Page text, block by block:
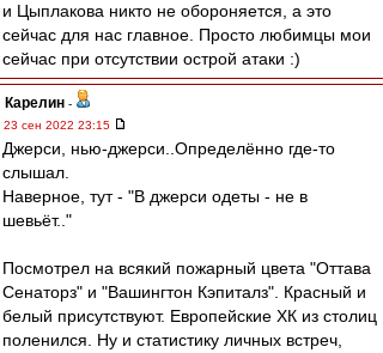
и Цыплакова никто не обороняется, а это
сейчас для нас главное. Просто любимцы мои
сейчас при отсутствии острой атаки :)
Карелин -
23 сен 2022 23:15
Джерси, нью-джерси..Определённо где-то
слышал.
Наверное, тут - "В джерси одеты - не в
шевьёт.."
Посмотрел на всякий пожарный цвета "Оттава
Сенаторз" и "Вашингтон Кэпиталз". Красный и
белый присутствуют. Европейские ХК из столиц
поленился. Ну и статистику личных встреч,